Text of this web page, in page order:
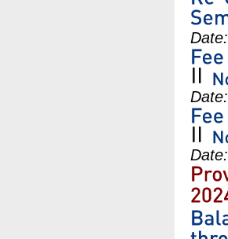
Date:
Date:
Date: